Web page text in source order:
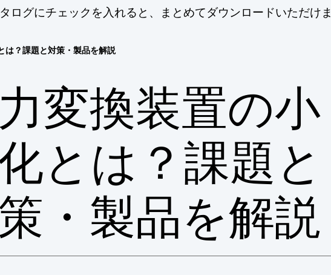
ログにチェックを入れると、まとめてダウンロードいただけま
は？課題と対策・製品を解説
変換装置の小
とは？課題と
・製品を解説